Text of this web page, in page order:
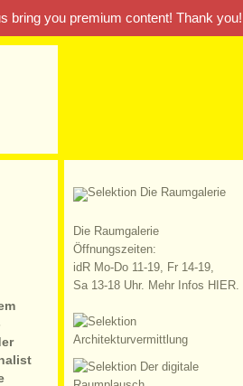
bring you premium content! Thank you!
Die Raumgalerie
Öffnungszeiten:
idR Mo-Do 11-19, Fr 14-19,
Sa 13-18 Uhr. Mehr Infos HIER.